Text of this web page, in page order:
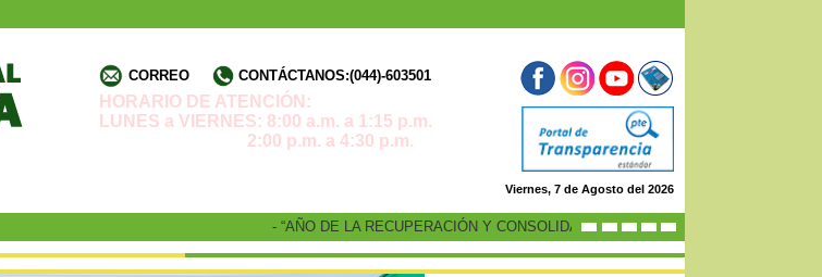
CORREO CONTÁCTANOS:(044)-603501
HORARIO DE ATENCIÓN:
LUNES a VIERNES: 8:00 a.m. a 1:15 p.m.
2:00 p.m. a 4:30 p.m.
Viernes, 7 de Agosto del 2026
- “AÑO DE LA RECUPERACIÓN Y CONSOLIDACIÓN DE LA ECONOMÍA PERUANA”